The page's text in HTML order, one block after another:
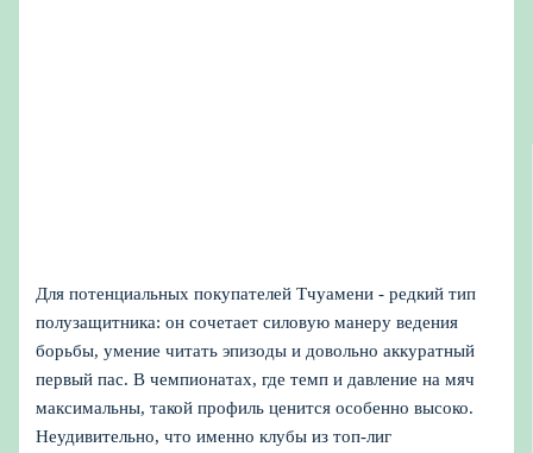
Для потенциальных покупателей Тчуамени - редкий тип
полузащитника: он сочетает силовую манеру ведения
борьбы, умение читать эпизоды и довольно аккуратный
первый пас. В чемпионатах, где темп и давление на мяч
максимальны, такой профиль ценится особенно высоко.
Неудивительно, что именно клубы из топ‑лиг